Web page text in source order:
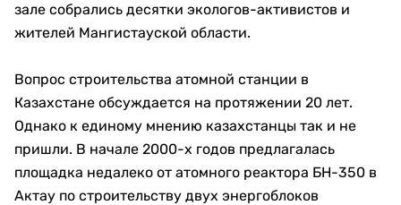
зале собрались десятки экологов-активистов и
жителей Мангистауской области.
Вопрос строительства атомной станции в
Казахстане обсуждается на протяжении 20 лет.
Однако к единому мнению казахстанцы так и не
пришли. В начале 2000-х годов предлагалась
площадка недалеко от атомного реактора БН-350 в
Актау по строительству двух энергоблоков